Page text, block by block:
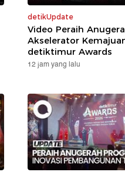
detikUpdate
Video Peraih
Akselerator
detiktimur Awards
12 jam yang lalu